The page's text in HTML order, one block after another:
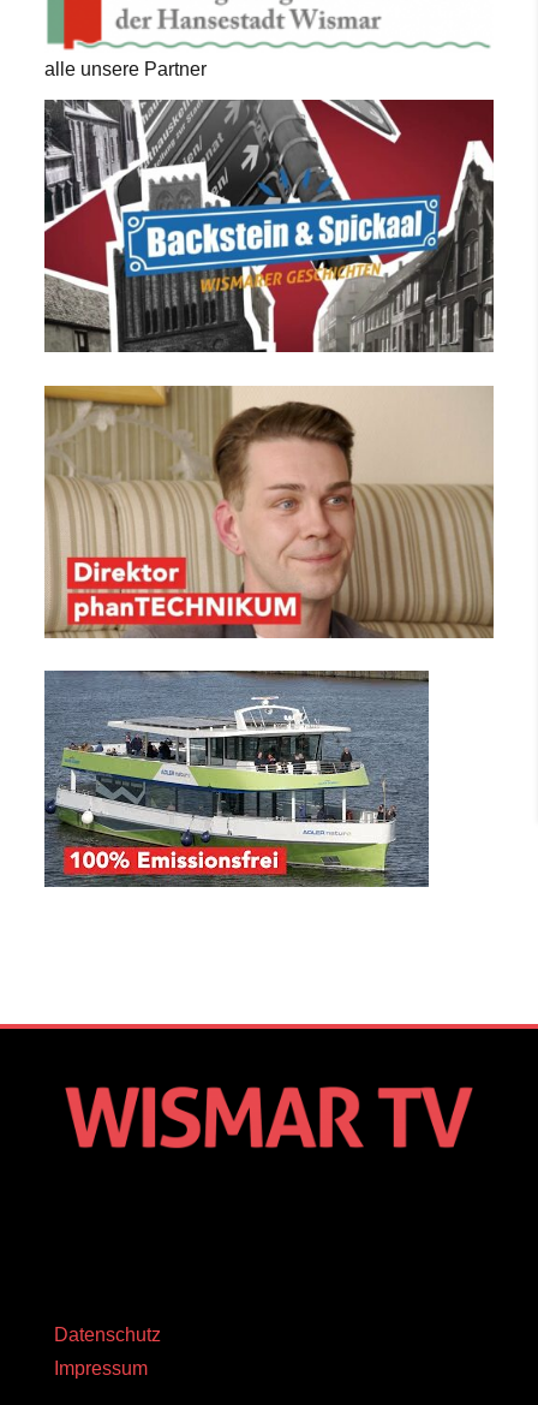
alle unsere Partner
Datenschutz
Impressum